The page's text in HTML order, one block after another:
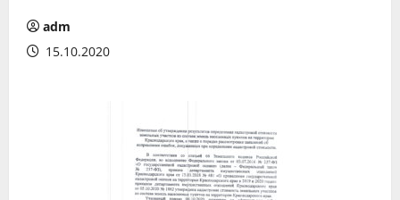
adm
15.10.2020